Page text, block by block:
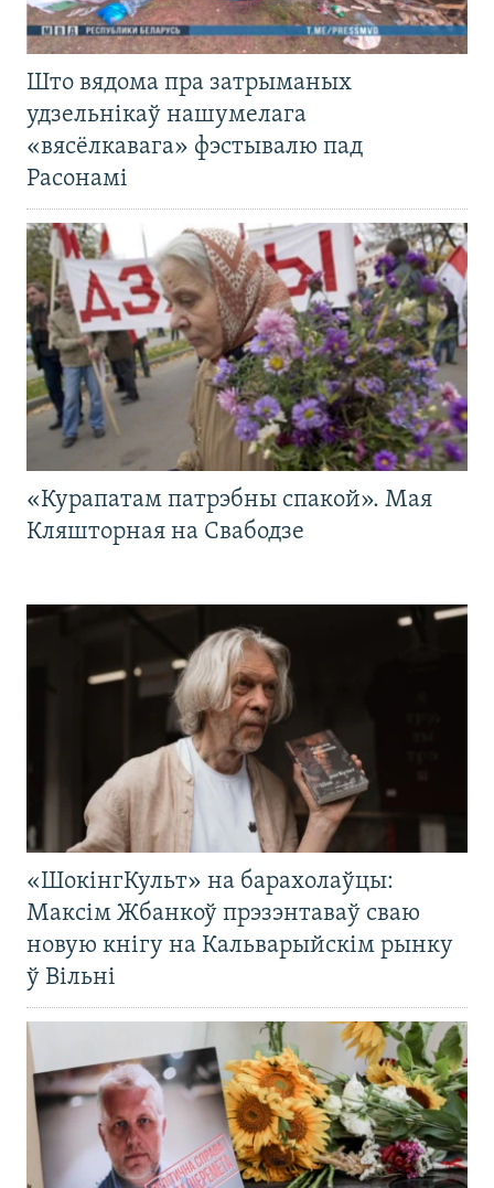
Што вядома пра затрыманых
удзельнікаў нашумелага
«вясёлкавага» фэстывалю пад
Расонамі
«Курапатам патрэбны спакой». Мая
Кляшторная на Свабодзе
«ШокінгКульт» на барахолаўцы:
Максім Жбанкоў прэзэнтаваў сваю
новую кнігу на Кальварыйскім рынку
ў Вільні